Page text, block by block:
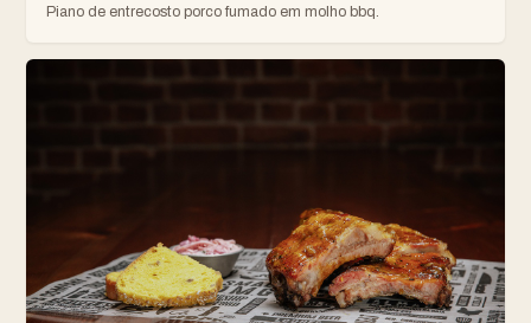
Piano de entrecosto porco fumado em molho bbq.